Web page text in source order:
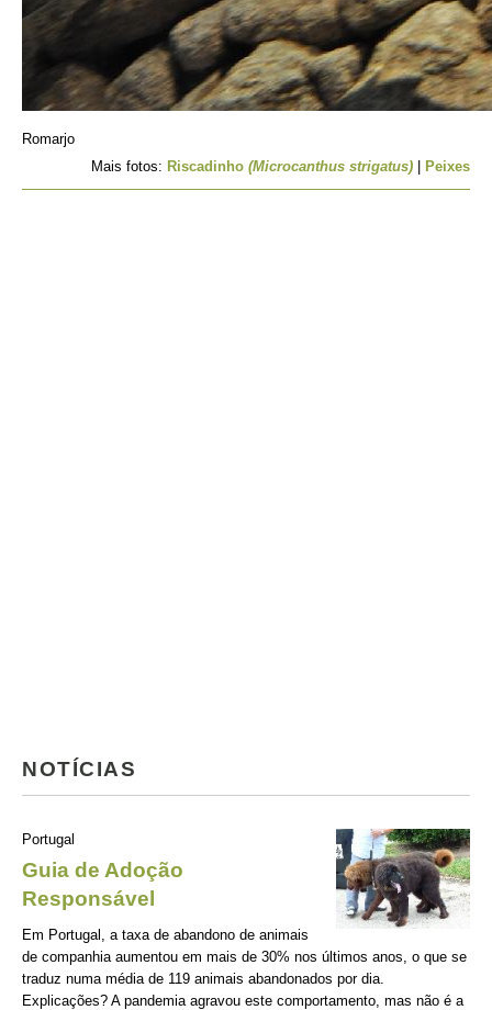
Romarjo
Mais fotos: Riscadinho (Microcanthus strigatus) Peixes
NOTÍCIAS
Portugal
Guia de Adoção
Responsável
Em Portugal, a taxa de abandono de animais
de companhia aumentou em mais de 30% nos últimos anos, o que se
traduz numa média de 119 animais abandonados por dia.
Explicações? A pandemia agravou este comportamento, mas não é a